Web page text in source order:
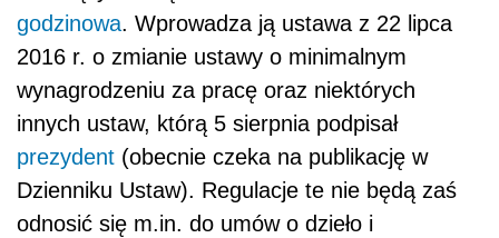
godzinowa. Wprowadza ją ustawa z 22 lipca
2016 r. o zmianie ustawy o minimalnym
wynagrodzeniu za pracę oraz niektórych
innych ustaw, którą 5 sierpnia podpisał
prezydent (obecnie czeka na publikację w
Dzienniku Ustaw). Regulacje te nie będą zaś
odnosić się m.in. do umów o dzieło i